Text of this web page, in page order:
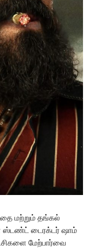
மற்றும் தங்கல்
ஸ்டண்ட் டைரக்டர் ஷாம்
மேற்பார்வை